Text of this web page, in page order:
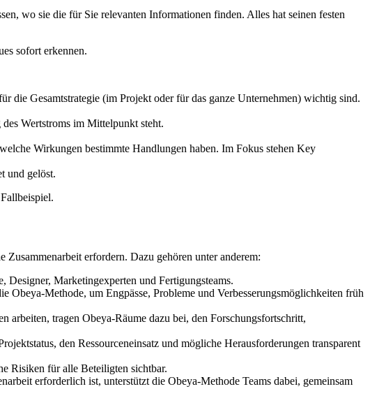
wo sie die für Sie relevanten Informationen finden. Alles hat seinen festen
sofort erkennen.
die Gesamtstrategie (im Projekt oder für das ganze Unternehmen) wichtig sind.
Wertstroms im Mittelpunkt steht.
Wirkungen bestimmte Handlungen haben. Im Fokus stehen Key
und gelöst.
erfordern. Dazu gehören unter anderem:
Designer, Marketingexperten und Fertigungsteams.
Obeya-Methode, um Engpässe, Probleme und Verbesserungsmöglichkeiten früh
tragen Obeya-Räume dazu bei, den Forschungsfortschritt,
den Ressourceneinsatz und mögliche Herausforderungen transparent
Risiken für alle Beteiligten sichtbar.
erforderlich ist, unterstützt die Obeya-Methode Teams dabei, gemeinsam